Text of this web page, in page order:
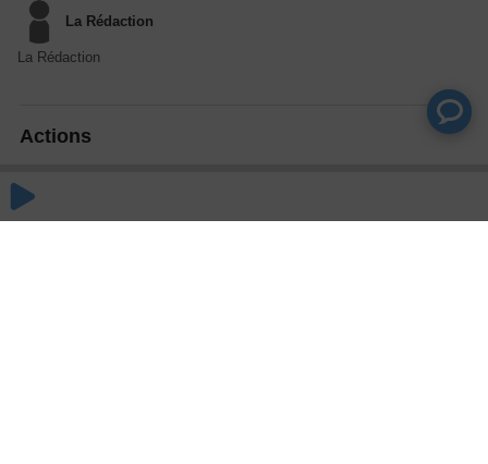
La Rédaction
La Rédaction
Actions